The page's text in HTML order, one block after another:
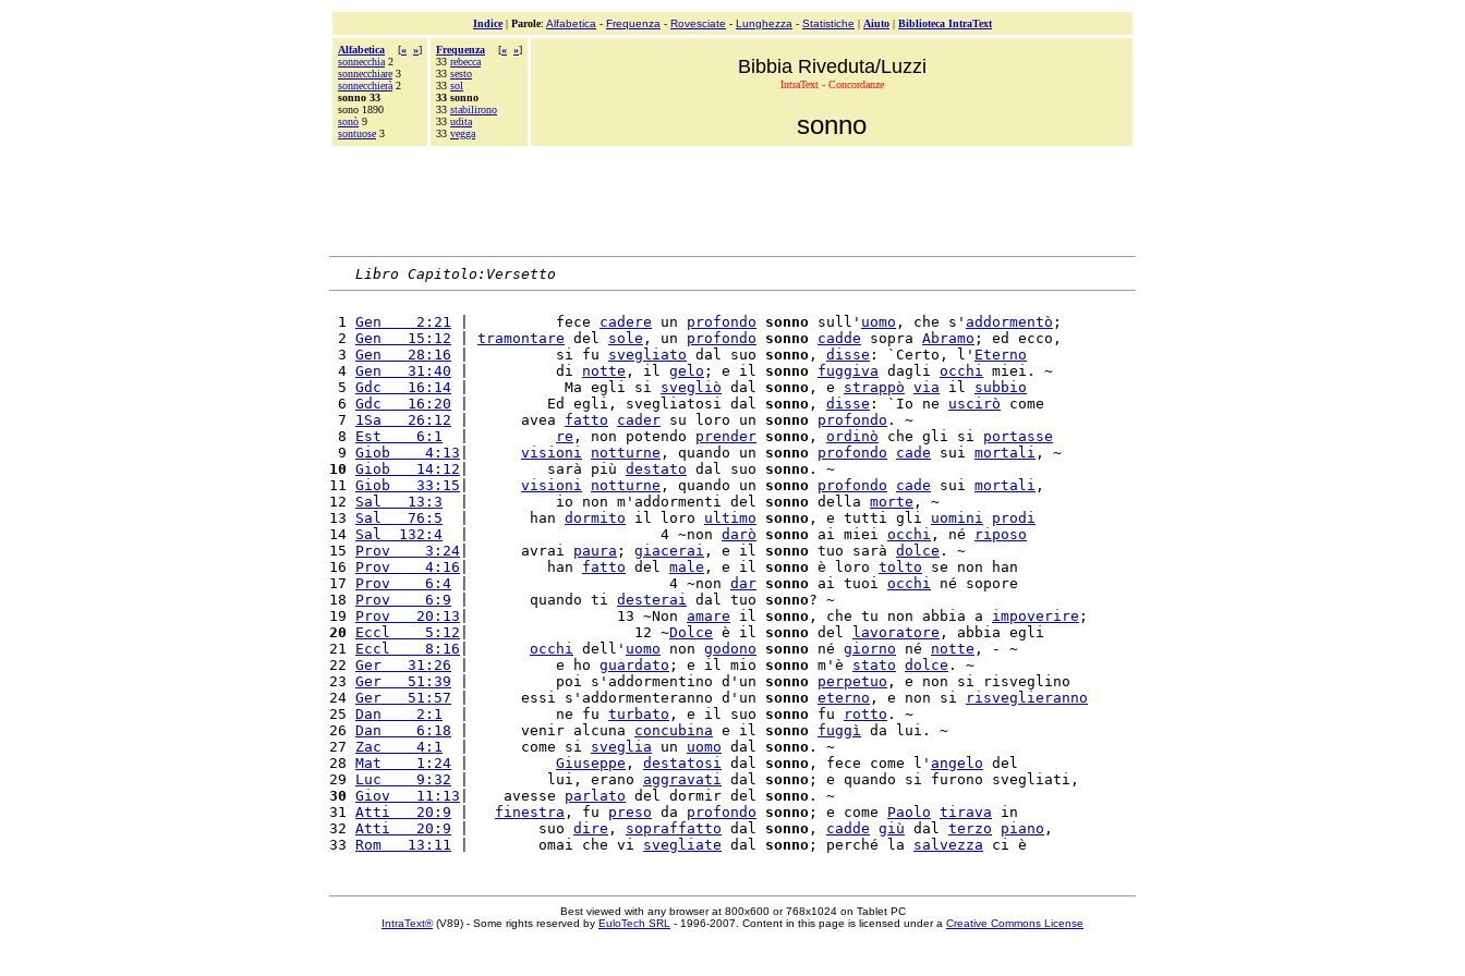
Indice| Parole: Alfabetica - Frequenza - Rovesciate - Lunghezza - Statistiche | Aiuto | Biblioteca IntraText
Alfabetica [« »]
sonnecchia 2
sonnecchiare 3
sonnecchierà 2
sonno 33
sono 1890
sonò 9
sontuose 3
Frequenza [« »]
33 rebecca
33 sesto
33 sol
33 sonno
33 stabilirono
33 udita
33 vegga
Bibbia Riveduta/Luzzi
IntraText - Concordanze
sonno
Libro Capitolo:Versetto
1 Gen    2:21 |          fece cadere un profondo sonno sull' uomo , che s' addormentò ;
2 Gen   15:12 tramontare del sole , un profondo sonno cadde sopra Abramo ; ed ecco,
3 Gen   28:16 |          si fu svegliato dal suo sonno , disse : `Certo, l' Eterno
4 Gen   31:40 |          di notte , il gelo ; e il sonno fuggiva dagli occhi miei. ~
5 Gdc   16:14 |           Ma egli si svegliò dal sonno , e strappò via il subbio
6 Gdc   16:20 |         Ed egli, svegliatosi dal sonno , disse : `Io ne uscirò come
7 1Sa   26:12 |      avea fatto cader su loro un sonno profondo . ~
8 Est    6:1 re , non potendo prender sonno , ordinò che gli si portasse
9 Giob    4:13 visioni notturne , quando un sonno profondo cade sui mortali
10 Giob   14:12 |         sarà più destato dal suo sonno . ~
11 Giob   33:15 visioni notturne , quando un sonno profondo cade sui mortali ,
12 Sal   13:3
  |          io non m'addormenti del
sonno della morte , ~
13 Sal   76:5
  |       han
dormito il loro ultimo sonno , e tutti gli uomini
prodi
14 Sal  132:4
  |                      4 ~non
darò sonno ai miei occhi , né
riposo
15 Prov    3:24 |      avrai paura ; giacerai , e il sonno tuo sarà dolce . ~
16 Prov    4:16 |         han fatto del male , e il sonno è loro tolto se non han
17 Prov    6:4 |                       4 ~non dar sonno ai tuoi occhi né sopore
18 Prov    6:9 |       quando ti desterai dal tuo sonno? ~
19 Prov   20:13 |                 13 ~Non amare il sonno , che tu non abbia a impoverire
20
Eccl    5:12 |                   12 ~Dolce è il sonno del lavoratore , abbia egli
21 Eccl    8:16 occhi dell' uomo non godono sonno né giorno né notte , - ~
22 Ger   31:26 |          e ho guardato ; e il mio sonno m'è stato dolce . ~
23 Ger   51:39 |          poi s'addormentino d'un sonno perpetuo , e non si risveglino
24 Ger   51:57 |      essi s'addormenteranno d'un sonno eterno , e non si
risveglieranno
25 Dan    2:1
  |          ne fu
turbato , e il suo sonno fu rotto . ~
26 Dan    6:18 |      venir alcuna concubina e il sonno fuggì da lui. ~
27 Zac    4:1
  |      come si
sveglia un uomo dal sonno . ~
28 Mat    1:24 Giuseppe , destatosi dal sonno , fece come l' angelo del
29 Luc    9:32 |         lui, erano aggravati dal sonno
30 Giov   11:13 |    avesse parlato del dormir del sonno . ~
31 Atti   20:9 finestra , fu preso da profondo sonno ; e come Paolo tirava in
32 Atti   20:9 |        suo dire , sopraffatto dal sonno , cadde giù dal terzo piano ,
33 Rom   13:11 |        omai che vi svegliate dal sonno ; perché la salvezza
Best viewed with any browser at 800x600 or 768x1024 on Tablet PC
IntraText®(V89) - Some rights reserved by EuloTech SRL - 1996-2007. Content in this page is licensed under a Creative Commons License